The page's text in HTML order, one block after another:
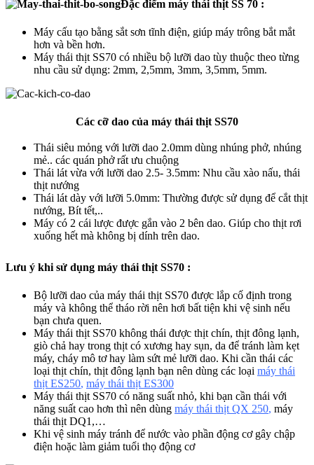
Đặc điểm máy thái thịt SS 70 :
Máy cấu tạo bằng sắt sơn tĩnh điện, giúp máy trông bắt mắt
hơn và bền hơn.
Máy thái thịt SS70 có nhiều bộ lưỡi dao tùy thuộc theo từng
nhu cầu sử dụng: 2mm, 2,5mm, 3mm, 3,5mm, 5mm.
Các cỡ dao của máy thái thịt SS70
Thái siêu mỏng với lưỡi dao 2.0mm dùng nhúng phở, nhúng
mẻ.. các quán phở rất ưu chuộng
Thái lát vừa với lưỡi dao 2.5- 3.5mm: Nhu cầu xào nấu, thái
thịt nướng
Thái lát dày với lưỡi 5.0mm: Thường được sử dụng để cắt thịt
nướng, Bít tết,..
Máy có 2 cái lược được gắn vào 2 bên dao. Giúp cho thịt rơi
xuống hết mà không bị dính trên dao.
Lưu ý khi sử dụng máy thái thịt SS70 :
Bộ lưỡi dao của máy thái thịt SS70 được lắp cố định trong
máy và không thể tháo rời nên hơi bất tiện khi vệ sinh nếu
bạn chưa quen.
Máy thái thịt SS70 không thái được thịt chín, thịt đông lạnh,
giò chả hay trong thịt có xương hay sụn, da để tránh làm kẹt
máy, cháy mô tơ hay làm sứt mẻ lưỡi dao. Khi cần thái các
loại thịt chín, thịt đông lạnh bạn nên dùng các loại máy thái
thịt ES250, máy thái thịt ES300
Máy thái thịt SS70 có năng suất nhỏ, khi bạn cần thái với
năng suất cao hơn thì nên dùng máy thái thịt QX 250, máy
thái thịt DQ1,…
Khi vệ sinh máy tránh để nước vào phần động cơ gây chập
điện hoặc làm giảm tuổi thọ động cơ